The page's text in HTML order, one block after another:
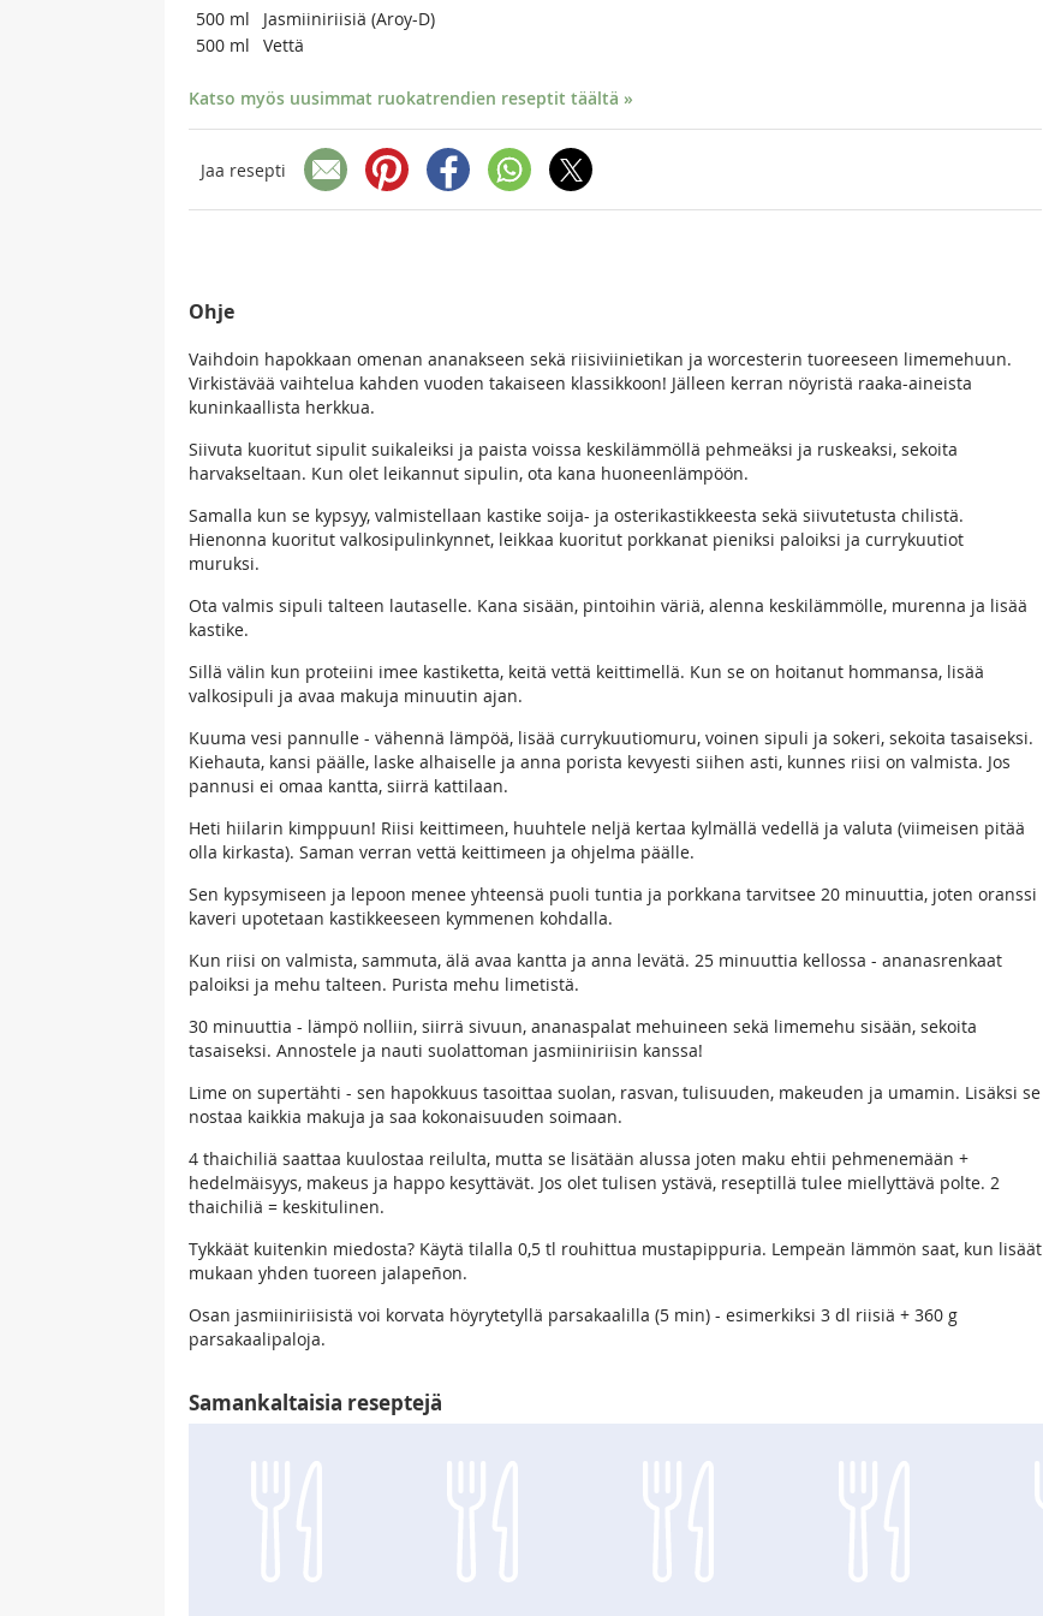
500 ml
Jasmiiniriisiä (Aroy-D)
500 ml Vettä
Katso myös uusimmat ruokatrendien reseptit täältä »
Jaa resepti
Ohje
Vaihdoin hapokkaan omenan ananakseen sekä riisiviinietikan ja worcesterin tuoreeseen limemehuun.
Virkistävää vaihtelua kahden vuoden takaiseen klassikkoon! Jälleen kerran nöyristä raaka-aineista
kuninkaallista herkkua.
Siivuta kuoritut sipulit suikaleiksi ja paista voissa keskilämmöllä pehmeäksi ja ruskeaksi, sekoita
harvakseltaan. Kun olet leikannut sipulin, ota kana huoneenlämpöön.
Samalla kun se kypsyy, valmistellaan kastike soija- ja osterikastikkeesta sekä siivutetusta chilistä.
Hienonna kuoritut valkosipulinkynnet, leikkaa kuoritut porkkanat pieniksi paloiksi ja currykuutiot
muruksi.
Ota valmis sipuli talteen lautaselle. Kana sisään, pintoihin väriä, alenna keskilämmölle, murenna ja lisää
kastike.
Sillä välin kun proteiini imee kastiketta, keitä vettä keittimellä. Kun se on hoitanut hommansa, lisää
valkosipuli ja avaa makuja minuutin ajan.
Kuuma vesi pannulle - vähennä lämpöä, lisää currykuutiomuru, voinen sipuli ja sokeri, sekoita tasaiseksi.
Kiehauta, kansi päälle, laske alhaiselle ja anna porista kevyesti siihen asti, kunnes riisi on valmista. Jos
pannusi ei omaa kantta, siirrä kattilaan.
Heti hiilarin kimppuun! Riisi keittimeen, huuhtele neljä kertaa kylmällä vedellä ja valuta (viimeisen pitää
olla kirkasta). Saman verran vettä keittimeen ja ohjelma päälle.
Sen kypsymiseen ja lepoon menee yhteensä puoli tuntia ja porkkana tarvitsee 20 minuuttia, joten oranssi
kaveri upotetaan kastikkeeseen kymmenen kohdalla.
Kun riisi on valmista, sammuta, älä avaa kantta ja anna levätä. 25 minuuttia kellossa - ananasrenkaat
paloiksi ja mehu talteen. Purista mehu limetistä.
30 minuuttia - lämpö nolliin, siirrä sivuun, ananaspalat mehuineen sekä limemehu sisään, sekoita
tasaiseksi. Annostele ja nauti suolattoman jasmiiniriisin kanssa!
Lime on supertähti - sen hapokkuus tasoittaa suolan, rasvan, tulisuuden, makeuden ja umamin. Lisäksi se
nostaa kaikkia makuja ja saa kokonaisuuden soimaan.
4 thaichiliä saattaa kuulostaa reilulta, mutta se lisätään alussa joten maku ehtii pehmenemään +
hedelmäisyys, makeus ja happo kesyttävät. Jos olet tulisen ystävä, reseptillä tulee miellyttävä polte. 2
thaichiliä = keskitulinen.
Tykkäät kuitenkin miedosta? Käytä tilalla 0,5 tl rouhittua mustapippuria. Lempeän lämmön saat, kun lisäät
mukaan yhden tuoreen jalapeñon.
Osan jasmiiniriisistä voi korvata höyrytetyllä parsakaalilla (5 min) - esimerkiksi 3 dl riisiä + 360 g
parsakaalipaloja.
Samankaltaisia reseptejä